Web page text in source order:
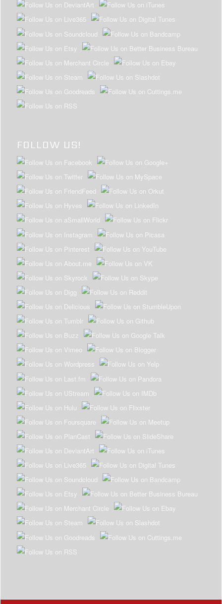
FOLLOW US!